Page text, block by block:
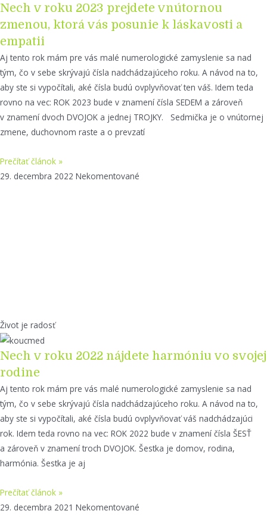
Nech v roku 2023 prejdete vnútornou
zmenou, ktorá vás posunie k láskavosti a
empatii
Aj tento rok mám pre vás malé numerologické zamyslenie sa nad
tým, čo v sebe skrývajú čísla nadchádzajúceho roku. A návod na to,
aby ste si vypočítali, aké čísla budú ovplyvňovať ten váš. Idem teda
rovno na vec: ROK 2023 bude v znamení čísla SEDEM a zároveň
v znamení dvoch DVOJOK a jednej TROJKY. Sedmička je o vnútornej
zmene, duchovnom raste a o prevzatí
Prečítať článok »
29. decembra 2022 Nekomentované
Život je radosť
Nech v roku 2022 nájdete harmóniu vo svojej
rodine
Aj tento rok mám pre vás malé numerologické zamyslenie sa nad
tým, čo v sebe skrývajú čísla nadchádzajúceho roku. A návod na to,
aby ste si vypočítali, aké čísla budú ovplyvňovať váš nadchádzajúci
rok. Idem teda rovno na vec: ROK 2022 bude v znamení čísla ŠESŤ
a zároveň v znamení troch DVOJOK. Šestka je domov, rodina,
harmónia. Šestka je aj
Prečítať článok »
29. decembra 2021 Nekomentované